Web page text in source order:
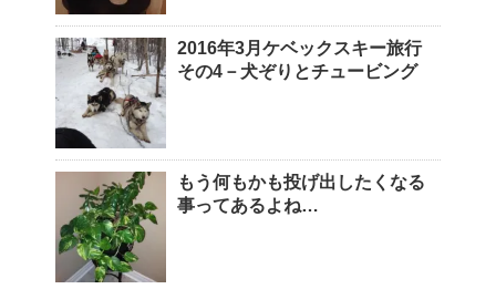
2016年3月ケベックスキー旅行
その4－犬ぞりとチュービング
もう何もかも投げ出したくなる
事ってあるよね…